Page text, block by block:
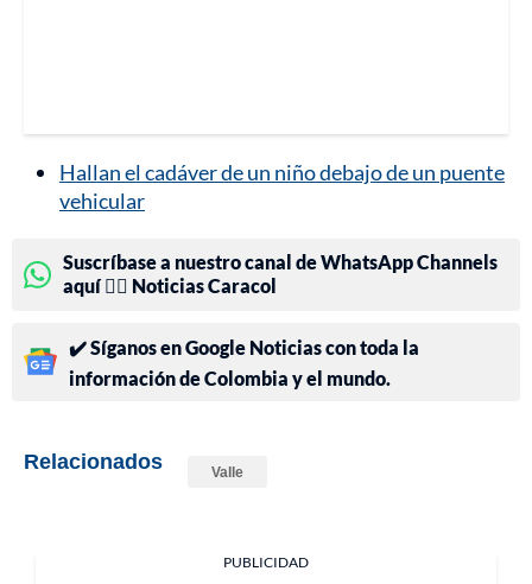
Hallan el cadáver de un niño debajo de un puente
vehicular
Suscríbase a nuestro canal de WhatsApp Channels
aquí 👉🏻 Noticias Caracol
✔️ Síganos en Google Noticias con toda la
información de Colombia y el mundo.
Relacionados Valle
PUBLICIDAD